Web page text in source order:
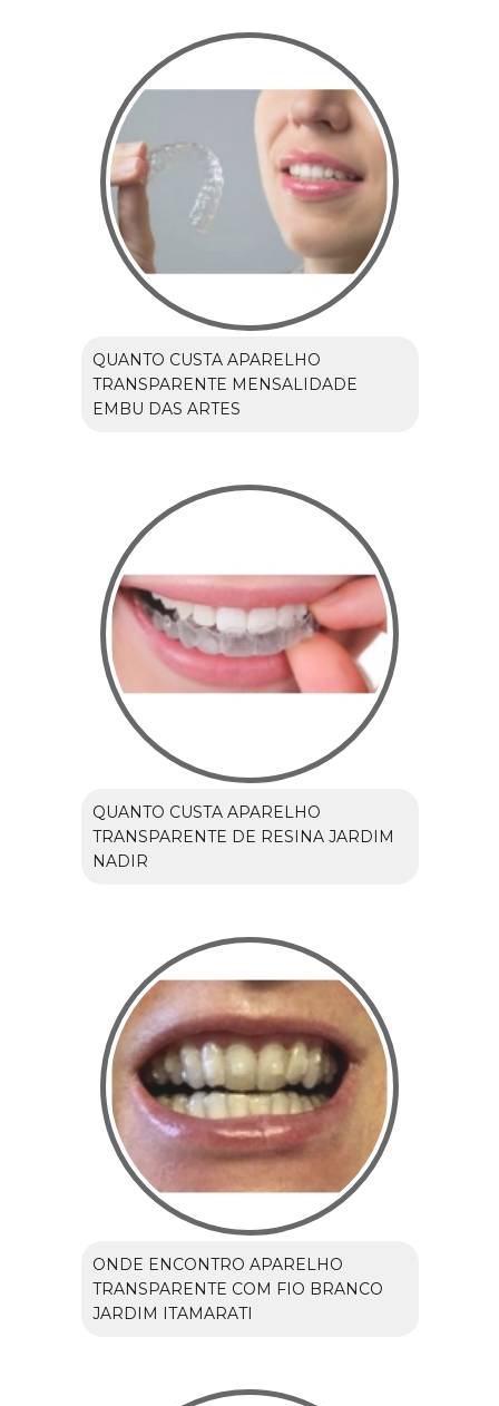
QUANTO CUSTA APARELHO
TRANSPARENTE MENSALIDADE
EMBU DAS ARTES
QUANTO CUSTA APARELHO
TRANSPARENTE DE RESINA JARDIM
NADIR
ONDE ENCONTRO APARELHO
TRANSPARENTE COM FIO BRANCO
JARDIM ITAMARATI